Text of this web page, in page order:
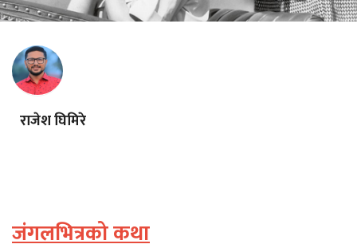
राजेश घिमिरे
जंगलभित्रको कथा